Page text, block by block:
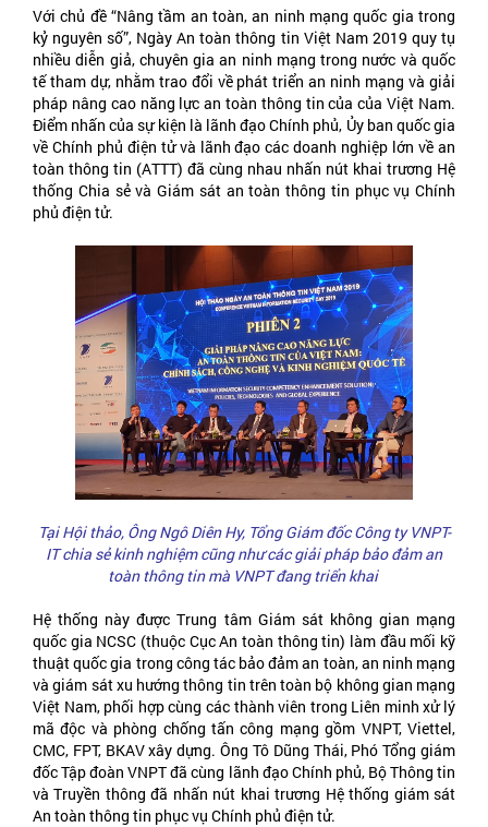
Với chủ đề “Nâng tầm an toàn, an ninh mạng quốc gia trong
kỷ nguyên số”, Ngày An toàn thông tin Việt Nam 2019 quy tụ
nhiều diễn giả, chuyên gia an ninh mạng trong nước và quốc
tế tham dự, nhằm trao đổi về phát triển an ninh mạng và giải
pháp nâng cao năng lực an toàn thông tin của của Việt Nam.
Điểm nhấn của sự kiện là lãnh đạo Chính phủ, Ủy ban quốc gia
về Chính phủ điện tử và lãnh đạo các doanh nghiệp lớn về an
toàn thông tin (ATTT) đã cùng nhau nhấn nút khai trương Hệ
thống Chia sẻ và Giám sát an toàn thông tin phục vụ Chính
phủ điện tử.
Tại Hội thảo, Ông Ngô Diên Hy, Tổng Giám đốc Công ty VNPT-
IT chia sẻ kinh nghiệm cũng như các giải pháp bảo đảm an
toàn thông tin mà VNPT đang triển khai
Hệ thống này được Trung tâm Giám sát không gian mạng
quốc gia NCSC (thuộc Cục An toàn thông tin) làm đầu mối kỹ
thuật quốc gia trong công tác bảo đảm an toàn, an ninh mạng
và giám sát xu hướng thông tin trên toàn bộ không gian mạng
Việt Nam, phối hợp cùng các thành viên trong Liên minh xử lý
mã độc và phòng chống tấn công mạng gồm VNPT, Viettel,
CMC, FPT, BKAV xây dựng. Ông Tô Dũng Thái, Phó Tổng giám
đốc Tập đoàn VNPT đã cùng lãnh đạo Chính phủ, Bộ Thông tin
và Truyền thông đã nhấn nút khai trương Hệ thống giám sát
An toàn thông tin phục vụ Chính phủ điện tử.